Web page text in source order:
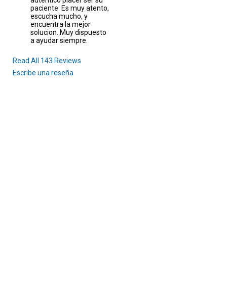
paciente. Es muy atento,
escucha mucho, y
encuentra la mejor
solucion. Muy dispuesto
a ayudar siempre.
Read All 143 Reviews
Escribe una reseña